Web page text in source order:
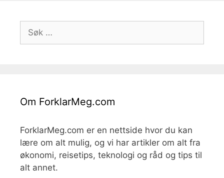
etter:
Om ForklarMeg.com
ForklarMeg.com er en nettside hvor du kan
lære om alt mulig, og vi har artikler om alt fra
økonomi, reisetips, teknologi og råd og tips til
alt annet.